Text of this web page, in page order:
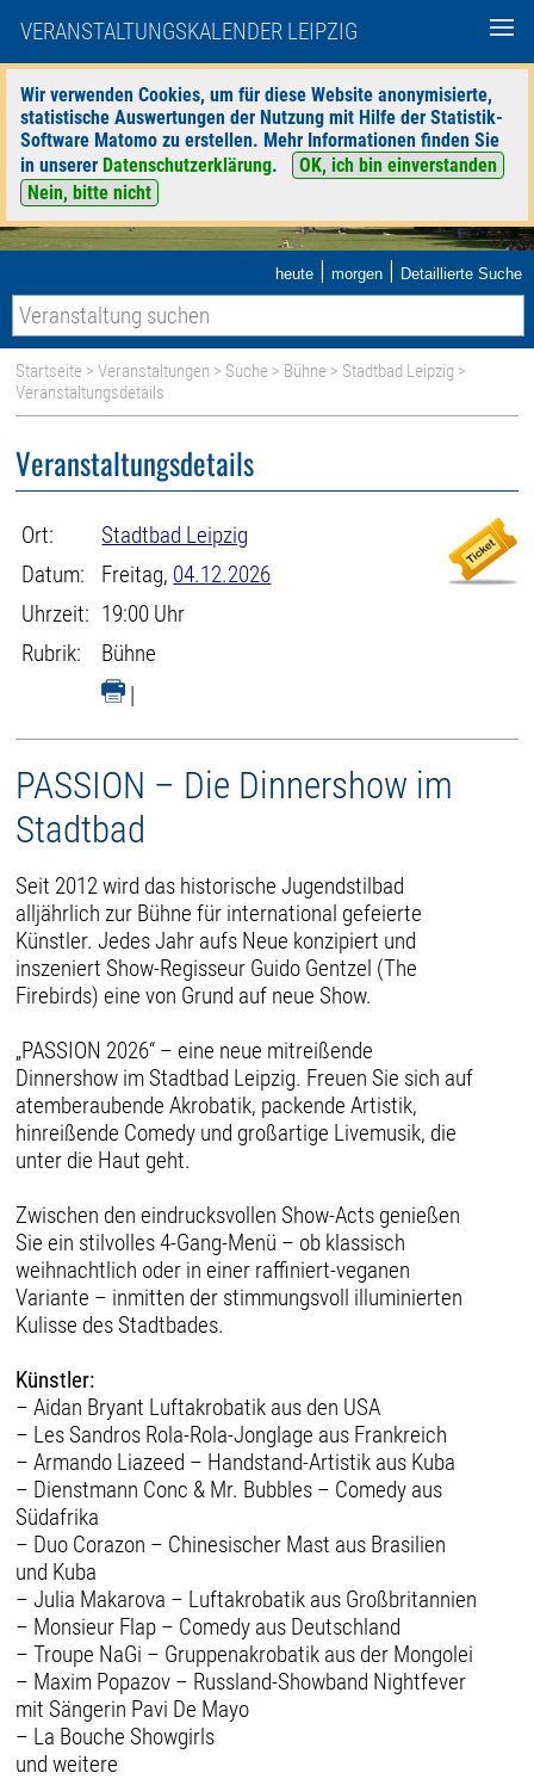
VERANSTALTUNGSKALENDER LEIPZIG
Wir verwenden Cookies, um für diese Website anonymisierte,
statistische Auswertungen der Nutzung mit Hilfe der Statistik-
Software Matomo zu erstellen. Mehr Informationen finden Sie
in unserer Datenschutzerklärung.
OK, ich bin einverstanden
Nein, bitte nicht
heute | morgen | Detaillierte Suche
Startseite >Veranstaltungen > Suche > Bühne > Stadtbad Leipzig >
Veranstaltungsdetails
Veranstaltungsdetails
Ort:
Stadtbad Leipzig
Datum:
Freitag, 04.12.2026
Uhrzeit: 19:00 Uhr
Rubrik:
Bühne
|
PASSION – Die Dinnershow im
Stadtbad
Seit 2012 wird das historische Jugendstilbad
alljährlich zur Bühne für international gefeierte
Künstler. Jedes Jahr aufs Neue konzipiert und
inszeniert Show-Regisseur Guido Gentzel (The
Firebirds) eine von Grund auf neue Show.
„PASSION 2026“ – eine neue mitreißende
Dinnershow im Stadtbad Leipzig. Freuen Sie sich auf
atemberaubende Akrobatik, packende Artistik,
hinreißende Comedy und großartige Livemusik, die
unter die Haut geht.
Zwischen den eindrucksvollen Show-Acts genießen
Sie ein stilvolles 4-Gang-Menü – ob klassisch
weihnachtlich oder in einer raffiniert-veganen
Variante – inmitten der stimmungsvoll illuminierten
Kulisse des Stadtbades.
Künstler:
– Aidan Bryant Luftakrobatik aus den USA
– Les Sandros Rola-Rola-Jonglage aus Frankreich
– Armando Liazeed – Handstand-Artistik aus Kuba
– Dienstmann Conc & Mr. Bubbles – Comedy aus
Südafrika
– Duo Corazon – Chinesischer Mast aus Brasilien
und Kuba
– Julia Makarova – Luftakrobatik aus Großbritannien
– Monsieur Flap – Comedy aus Deutschland
– Troupe NaGi – Gruppenakrobatik aus der Mongolei
– Maxim Popazov – Russland-Showband Nightfever
mit Sängerin Pavi De Mayo
– La Bouche Showgirls
und weitere